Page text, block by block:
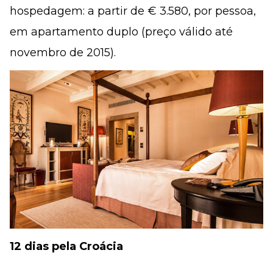
hospedagem: a partir de € 3.580, por pessoa,
em apartamento duplo (preço válido até
novembro de 2015).
12 dias pela Croácia